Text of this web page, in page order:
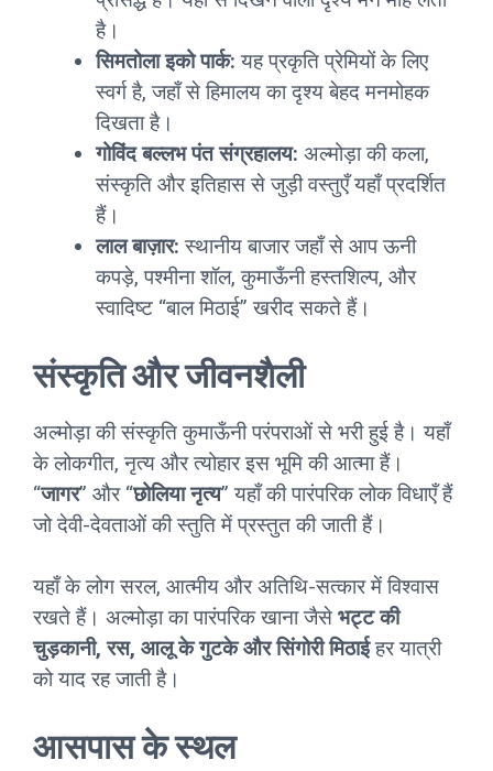
है।
सिमतोला इको पार्क: यह प्रकृति प्रेमियों के लिए
स्वर्ग है, जहाँ से हिमालय का दृश्य बेहद मनमोहक
दिखता है।
गोविंद बल्लभ पंत संग्रहालय: अल्मोड़ा की कला,
संस्कृति और इतिहास से जुड़ी वस्तुएँ यहाँ प्रदर्शित
हैं।
लाल बाज़ार: स्थानीय बाजार जहाँ से आप ऊनी
कपड़े, पश्मीना शॉल, कुमाऊँनी हस्तशिल्प, और
स्वादिष्ट “बाल मिठाई” खरीद सकते हैं।
संस्कृति और जीवनशैली
अल्मोड़ा की संस्कृति कुमाऊँनी परंपराओं से भरी हुई है। यहाँ
के लोकगीत, नृत्य और त्योहार इस भूमि की आत्मा हैं।
“जागर” और “छोलिया नृत्य” यहाँ की पारंपरिक लोक विधाएँ हैं
जो देवी-देवताओं की स्तुति में प्रस्तुत की जाती हैं।
यहाँ के लोग सरल, आत्मीय और अतिथि-सत्कार में विश्वास
रखते हैं। अल्मोड़ा का पारंपरिक खाना जैसे भट्ट की
चुड़कानी, रस, आलू के गुटके और सिंगोरी मिठाईहर यात्री
को याद रह जाती है।
आसपास के स्थल